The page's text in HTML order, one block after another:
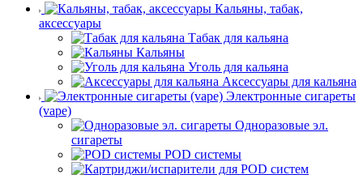
Кальяны, табак,
аксессуары
Табак для кальяна
Кальяны
Уголь для кальяна
Аксессуары для кальяна
Электронные сигареты
(vape)
Одноразовые эл.
сигареты
POD системы